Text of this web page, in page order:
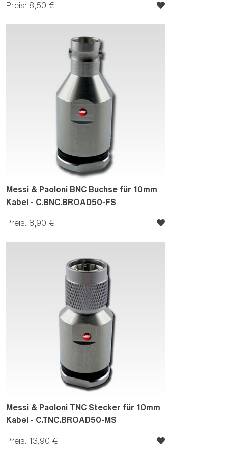
Preis: 8,50 €
Messi & Paoloni BNC Buchse für 10mm
Kabel - C.BNC.BROAD50-FS
Preis: 8,90 €
Messi & Paoloni TNC Stecker für 10mm
Kabel - C.TNC.BROAD50-MS
Preis: 13,90 €